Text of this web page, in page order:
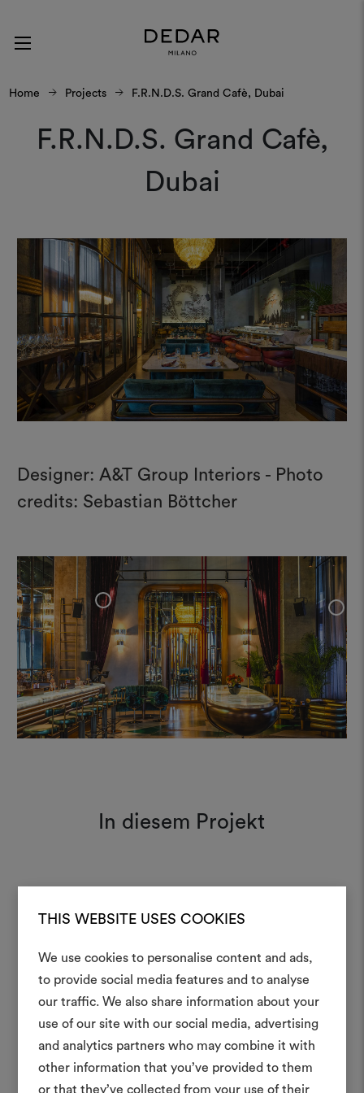
THIS WEBSITE USES COOKIES
We use cookies to personalise content and ads,
to provide social media features and to analyse
our traffic. We also share information about your
use of our site with our social media, advertising
and analytics partners who may combine it with
other information that you’ve provided to them
or that they’ve collected from your use of their
Home Projects F.R.N.D.S. Grand Cafè, Dubai
F.R.N.D.S. Grand Cafè,
Dubai
Designer: A&T Group Interiors - Photo
credits: Sebastian Böttcher
+
In diesem Projekt
Ein
erstellen
Ein interaktives Tool, mit
Ideen zum Leben
anderen teilen können,